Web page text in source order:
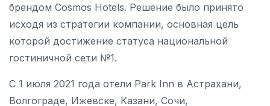
брендом Cosmos Hotels. Решение было принято
исходя из стратегии компании, основная цель
которой достижение статуса национальной
гостиничной сети №1.
С 1 июля 2021 года отели Park Inn в Астрахани,
Волгограде, Ижевске, Казани, Сочи,